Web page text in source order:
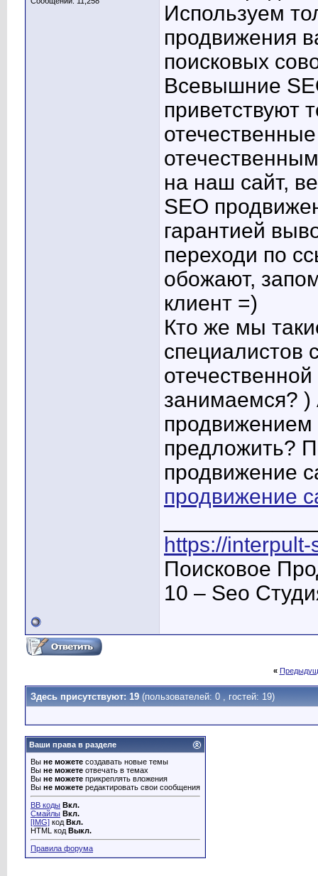
Используем
продвижения
поисковых
Всевышние
приветствуют
на наш сайт,
SEO
гарантией
переходи по
обожают,
клиент =)
Кто же мы
специалистов
занимаемся?
предложить?
продвижение
продвижение
https://
Поисковое
10 – Seo
«
Здесь присутствуют: 19 (пользователей: 0 , гостей: 19)
Ваши права в разделе
Вы не можете создавать новые темы
Вы не можете отвечать в темах
Вы не можете прикреплять вложения
Вы не можете редактировать свои сообщения
BB коды Вкл.
Смайлы Вкл.
[IMG] код Вкл.
HTML код Выкл.
Правила форума